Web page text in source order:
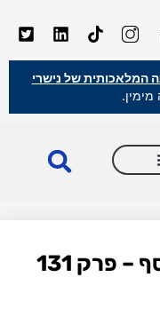
המלאכותית של נישרי
פרק 131